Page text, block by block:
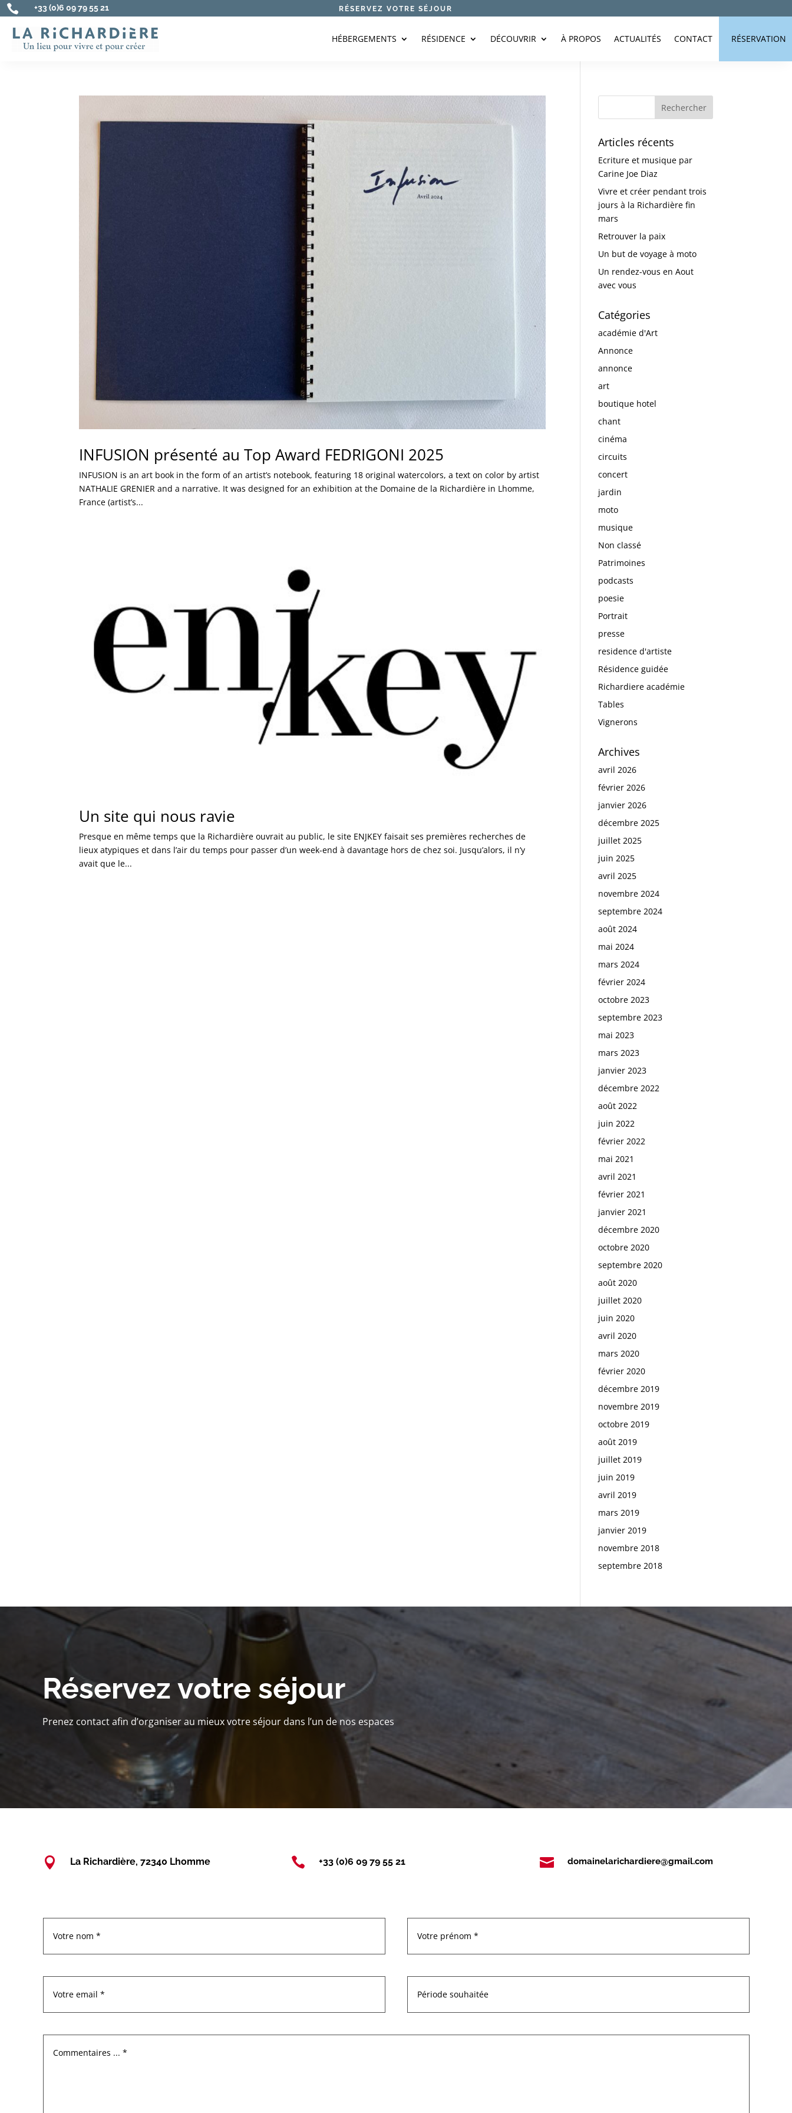
 +33 (0)6 09 79 55 21 RÉSERVEZ VOTRE SÉJOUR
HÉBERGEMENTS RÉSIDENCE DÉCOUVRIR À PROPOS ACTUALITÉS CONTACT RÉSERVATION
INFUSION présenté au Top Award FEDRIGONI 2025
INFUSION is an art book in the form of an artist’s notebook, featuring 18 original watercolors, a text on color by artist
NATHALIE GRENIER and a narrative. It was designed for an exhibition at the Domaine de la Richardière in Lhomme,
France (artist’s...
Un site qui nous ravie
Presque en même temps que la Richardière ouvrait au public, le site ENJKEY faisait ses premières recherches de
lieux atypiques et dans l’air du temps pour passer d’un week-end à davantage hors de chez soi. Jusqu’alors, il n’y
avait que le...
Articles récents
Ecriture et musique par
Carine Joe Diaz
Vivre et créer pendant trois
jours à la Richardière fin
mars
Retrouver la paix
Un but de voyage à moto
Un rendez-vous en Aout
avec vous
Catégories
académie d'Art
Annonce
annonce
art
boutique hotel
chant
cinéma
circuits
concert
jardin
moto
musique
Non classé
Patrimoines
podcasts
poesie
Portrait
presse
residence d'artiste
Résidence guidée
Richardiere académie
Tables
Vignerons
Archives
avril 2026
février 2026
janvier 2026
décembre 2025
juillet 2025
juin 2025
avril 2025
novembre 2024
septembre 2024
août 2024
mai 2024
mars 2024
février 2024
octobre 2023
septembre 2023
mai 2023
mars 2023
janvier 2023
décembre 2022
août 2022
juin 2022
février 2022
mai 2021
avril 2021
février 2021
janvier 2021
décembre 2020
octobre 2020
septembre 2020
août 2020
juillet 2020
juin 2020
avril 2020
mars 2020
février 2020
décembre 2019
novembre 2019
octobre 2019
août 2019
juillet 2019
juin 2019
avril 2019
mars 2019
janvier 2019
novembre 2018
septembre 2018
Réservez votre séjour
Prenez contact afin d’organiser au mieux votre séjour dans l’un de nos espaces
 La Richardière, 72340 Lhomme  +33 (0)6 09 79 55 21  domainelarichardiere@gmail.com